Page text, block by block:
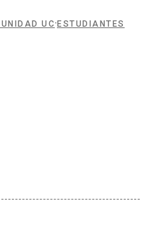
UC· ESTUDIANTES